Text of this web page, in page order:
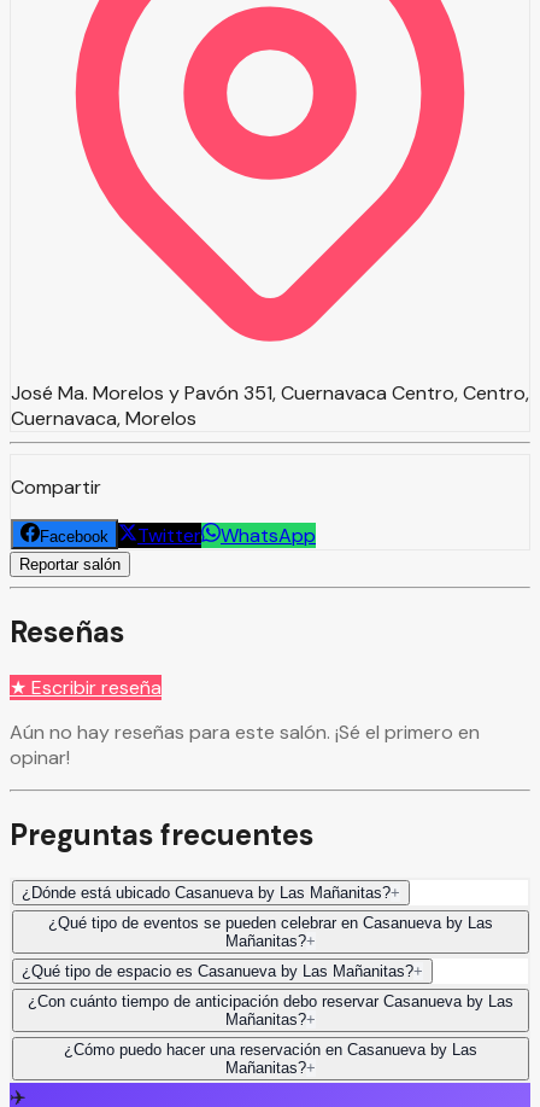
José Ma. Morelos y Pavón 351, Cuernavaca Centro, Centro,
Cuernavaca, Morelos
Compartir
Facebook Twitter WhatsApp
Reportar salón
Reseñas
★ Escribir reseña
Aún no hay reseñas para este salón. ¡Sé el primero en
opinar!
Preguntas frecuentes
¿Dónde está ubicado Casanueva by Las Mañanitas?+
¿Qué tipo de eventos se pueden celebrar en Casanueva by Las
Mañanitas?+
¿Qué tipo de espacio es Casanueva by Las Mañanitas?+
¿Con cuánto tiempo de anticipación debo reservar Casanueva by Las
Mañanitas?+
¿Cómo puedo hacer una reservación en Casanueva by Las
Mañanitas?+
✈️